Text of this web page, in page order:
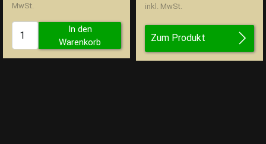
MwSt.
In den
Warenkorb
inkl. MwSt.
Zum Produkt